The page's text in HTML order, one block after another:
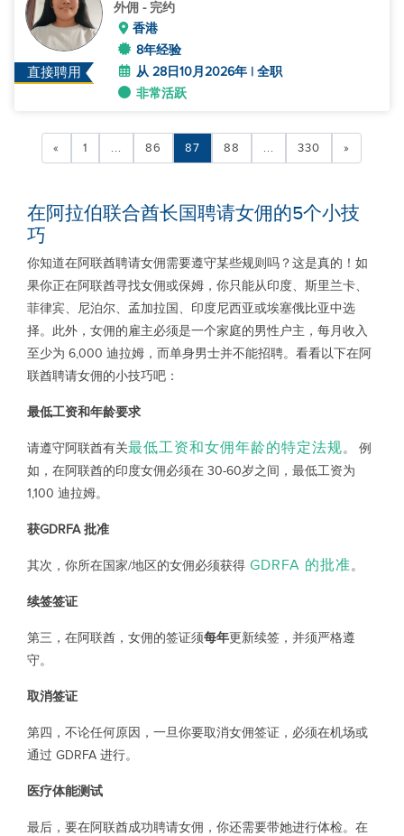
直接聘用
外佣 - 完约
香港
8年经验
从 28日10月2026年 | 全职
非常活跃
« 1 ... 86 87 88 ... 330 »
在阿拉伯联合酋长国聘请女佣的5个小技
巧
你知道在阿联酋聘请女佣需要遵守某些规则吗？这是真的！如
果你正在阿联酋寻找女佣或保姆，你只能从印度、斯里兰卡、
菲律宾、尼泊尔、孟加拉国、印度尼西亚或埃塞俄比亚中选
择。此外，女佣的雇主必须是一个家庭的男性户主，每月收入
至少为 6,000 迪拉姆，而单身男士并不能招聘。看看以下在阿
联酋聘请女佣的小技巧吧：
最低工资和年龄要求
请遵守阿联酋有关最低工资和女佣年龄的特定法规。 例
如，在阿联酋的印度女佣必须在 30-60岁之间，最低工资为
1,100 迪拉姆。
获GDRFA批准
其次，你所在国家/地区的女佣必须获得 GDRFA 的批准。
续签签证
第三，在阿联酋，女佣的签证须每年更新续签，并须严格遵
守。
取消签证
第四，不论任何原因，一旦你要取消女佣签证，必须在机场或
通过 GDRFA 进行。
医疗体能测试
最后，要在阿联酋成功聘请女佣，你还需要带她进行体检。在